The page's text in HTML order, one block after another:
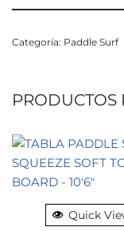
Categoría: Paddle Surf
PRODUCTOS
Quick